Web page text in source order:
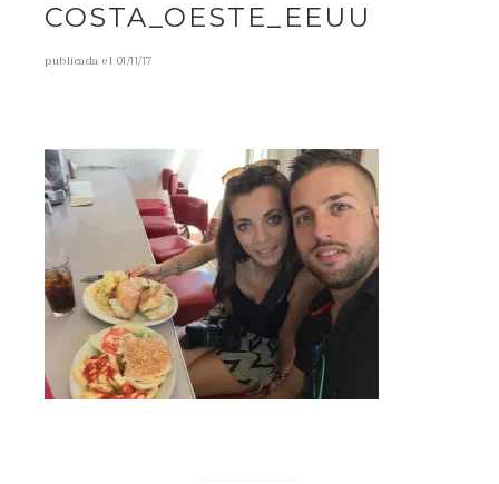
COSTA_OESTE_EEUU
publicada el 01/11/17